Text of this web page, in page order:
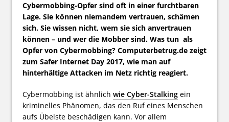
Cybermobbing-Opfer sind oft in einer furchtbaren
Lage. Sie können niemandem vertrauen, schämen
sich. Sie wissen nicht, wem sie sich anvertrauen
können – und wer die Mobber sind. Was tun als
Opfer von Cybermobbing? Computerbetrug.de zeigt
zum Safer Internet Day 2017, wie man auf
hinterhältige Attacken im Netz richtig reagiert.
Cybermobbing ist ähnlich wie Cyber-Stalking ein
kriminelles Phänomen, das den Ruf eines Menschen
aufs Übelste beschädigen kann. Vor allem